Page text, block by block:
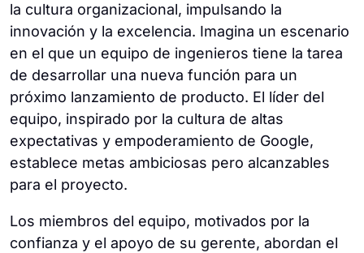
la cultura organizacional, impulsando la
innovación y la excelencia. Imagina un escenario
en el que un equipo de ingenieros tiene la tarea
de desarrollar una nueva función para un
próximo lanzamiento de producto. El líder del
equipo, inspirado por la cultura de altas
expectativas y empoderamiento de Google,
establece metas ambiciosas pero alcanzables
para el proyecto.
Los miembros del equipo, motivados por la
confianza y el apoyo de su gerente, abordan el